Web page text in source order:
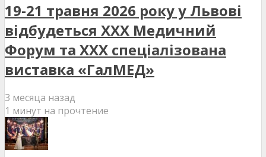
19-21 травня 2026 року у Львові
відбудеться XXX Медичний
Форум та XXX спеціалізована
виставка «ГалМЕД»
3 месяца назад
1 минут на прочтение